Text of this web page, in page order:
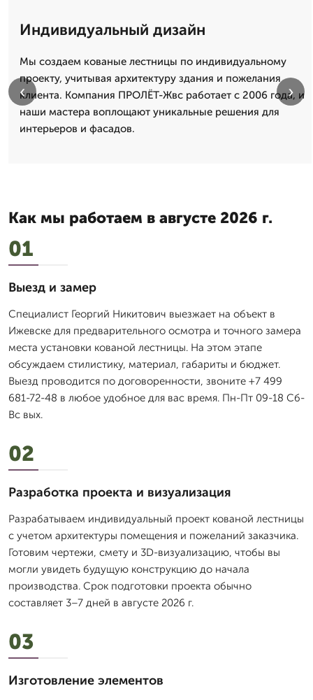
Индивидуальный дизайн
Мы создаем кованые лестницы по индивидуальному
проекту, учитывая архитектуру здания и пожелания
клиента. Компания ПРОЛЁТ-Жвс работает с 2006 года, и
наши мастера воплощают уникальные решения для
интерьеров и фасадов.
‹ ›
Как мы работаем в августе 2026 г.
01
Выезд и замер
Специалист Георгий Никитович выезжает на объект в
Ижевске для предварительного осмотра и точного замера
места установки кованой лестницы. На этом этапе
обсуждаем стилистику, материал, габариты и бюджет.
Выезд проводится по договоренности, звоните +7 499
681-72-48 в любое удобное для вас время. Пн-Пт 09-18 Сб-
Вс вых.
02
Разработка проекта и визуализация
Разрабатываем индивидуальный проект кованой лестницы
с учетом архитектуры помещения и пожеланий заказчика.
Готовим чертежи, смету и 3D-визуализацию, чтобы вы
могли увидеть будущую конструкцию до начала
производства. Срок подготовки проекта обычно
составляет 3–7 дней в августе 2026 г.
03
Изготовление элементов